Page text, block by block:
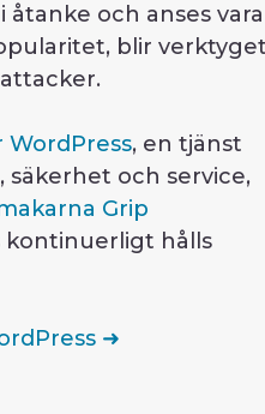
och anses vara
blir verktyget
, en tjänst
och service,
Grip
kontinuerligt hålls
➜